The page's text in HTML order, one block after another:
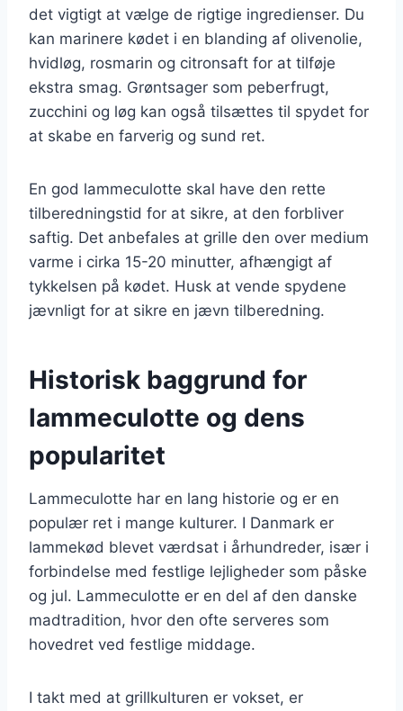
det vigtigt at vælge de rigtige ingredienser. Du
kan marinere kødet i en blanding af olivenolie,
hvidløg, rosmarin og citronsaft for at tilføje
ekstra smag. Grøntsager som peberfrugt,
zucchini og løg kan også tilsættes til spydet for
at skabe en farverig og sund ret.
En god lammeculotte skal have den rette
tilberedningstid for at sikre, at den forbliver
saftig. Det anbefales at grille den over medium
varme i cirka 15-20 minutter, afhængigt af
tykkelsen på kødet. Husk at vende spydene
jævnligt for at sikre en jævn tilberedning.
Historisk baggrund for
lammeculotte og dens
popularitet
Lammeculotte har en lang historie og er en
populær ret i mange kulturer. I Danmark er
lammekød blevet værdsat i århundreder, især i
forbindelse med festlige lejligheder som påske
og jul. Lammeculotte er en del af den danske
madtradition, hvor den ofte serveres som
hovedret ved festlige middage.
I takt med at grillkulturen er vokset, er